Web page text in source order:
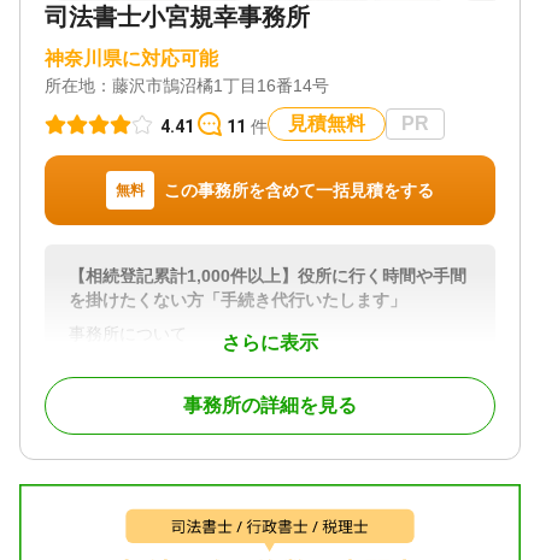
記 / 相続放棄 / 成年後見 / 家族信託 / 相続手続き / 銀
名義変更）
訪問可 / 女性スタッフ対応可 / 土日相談可 / 初回相談
無料 / 18時以降相談可 / オンライン面談可 / 事務所面
司法書士小宮規幸事務所
神奈川県に対応可能
所在地： 藤沢市鵠沼橘1丁目16番14号
4.41 11 件 見積無料 PR
無料 この事務所を含めて一括見積をする
さらに表示
【相続登記累計1,000件以上】役所に行く時間や手間
を掛けたくない方「手続き代行いたします」
事務所について
当事務所は、2006年に開業し当初より「迅速丁寧な
対応を適正価格にてご提供」できるよう心掛けてお
対応地域
神奈川県全域
遺言書 / 遺産分割 / 相続財産調査 / 相続登記 / 相続放
事務所の詳細を見る